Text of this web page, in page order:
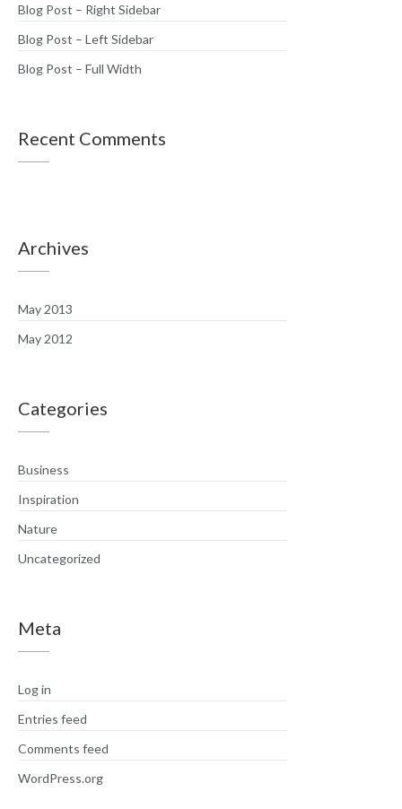
Blog Post – Right Sidebar
Blog Post – Left Sidebar
Blog Post – Full Width
Recent Comments
Archives
May 2013
May 2012
Categories
Business
Inspiration
Nature
Uncategorized
Meta
Log in
Entries feed
Comments feed
WordPress.org